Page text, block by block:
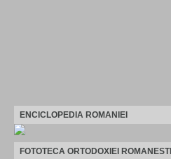
ENCICLOPEDIA ROMANIEI
FOTOTECA ORTODOXIEI ROMANESTI